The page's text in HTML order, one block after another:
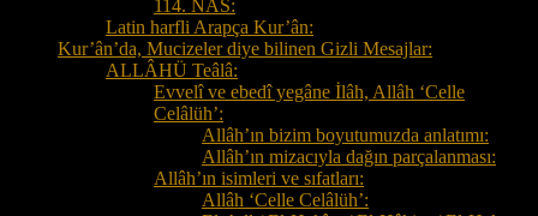
114. NÂS:
Latin harfli Arapça Kur’ân:
Kur’ân’da, Mucizeler diye bilinen Gizli Mesajlar:
ALLÂHÜ Teâlâ:
Evvelî ve ebedî yegâne İlâh, Allâh ‘Celle
Celâlüh’:
Allâh’ın bizim boyutumuzda anlatımı:
Allâh’ın mizacıyla dağın parçalanması:
Allâh’ın isimleri ve sıfatları:
Allâh ‘Celle Celâlüh’: